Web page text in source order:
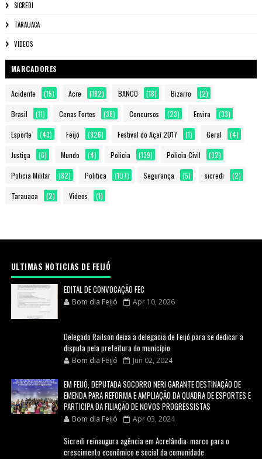
SICREDI
TARAUACA
VIDEOS
MARCADORES
Acidente (15) Acre (182) BANCO (18) Bizarro (2)
Brasil (11) Cenas Fortes (38) Concursos (23) Envira (33)
Esporte (43) Feijó (826) Festival do Açaí 2017 (1) Geral (4)
Justiça (6) Mundo (4) Policia (139) Policia Civil (32)
Policia Militar (82) Politica (107) Segurança (5) sicredi (2)
Tarauaca (2) Videos (1)
ULTIMAS NOTICIAS DE FEIJÓ
EDITAL DE CONVOCAÇÃO FEC
Bom dia Feijó Apr 10, 2026
Delegado Railson deixa a delegacia de Feijó para se dedicar a
disputa pela prefeitura do município
Bom dia Feijó Jun 02, 2024
EM FEIJÓ, DEPUTADA SOCORRO NERI GARANTE DESTINAÇÃO DE
EMENDA PARA REFORMA E AMPLIAÇÃO DA QUADRA DE ESPORTES E
PARTICIPA DA FILIAÇÃO DE NOVOS PROGRESSISTAS
Bom dia Feijó Apr 03, 2024
Sicredi reinaugura agência em Acrelândia: marco para o
crescimento econômico e social da comunidade